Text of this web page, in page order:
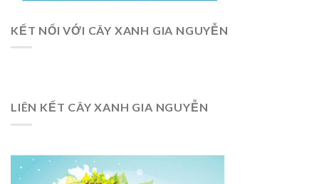
KẾT NỐI VỚI CÂY XANH GIA NGUYỄN
LIÊN KẾT CÂY XANH GIA NGUYỄN